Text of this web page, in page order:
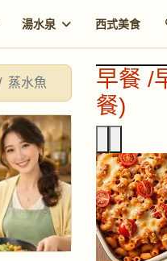
湯水泉 西式美食
蒸水魚
早餐 /
餐)